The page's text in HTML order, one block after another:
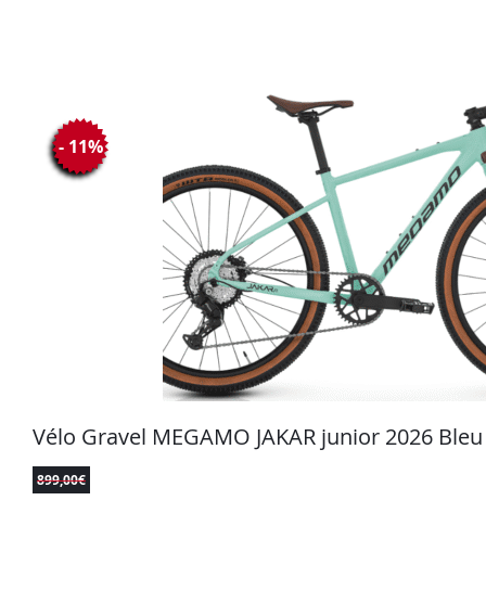
Vélo Gravel MEGAMO JAKAR junior 2026
899,00€
- 11%